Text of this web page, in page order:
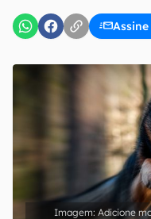
Adicione